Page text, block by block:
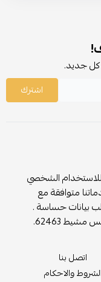
كل جديد.
اشترك
للاستخدام الشخصي
متوافقة مع
بيانات حساسة .
62463.
اتصل بنا
الشروط والاحكام